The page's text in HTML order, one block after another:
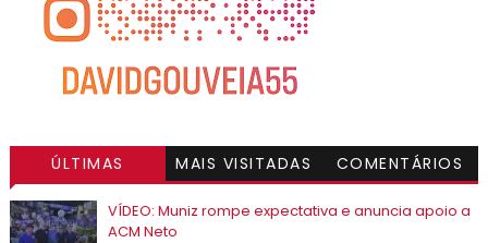
ÚLTIMAS MAIS VISITADAS COMENTÁRIOS
VÍDEO: Muniz rompe expectativa e anuncia apoio a
ACM Neto